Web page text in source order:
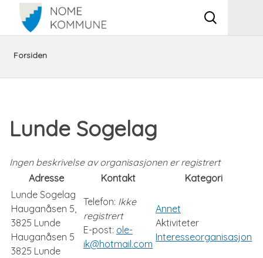
Vis
Du
Forsiden
og
kommunal
vigsel
og
foreninger
i
kommunen
Lunde Sogelag
Ingen beskrivelse av organisasjonen er registrert
Adresse
Kontakt
Kategori
Lunde Sogelag
Hauganåsen 5,
3825 Lunde
Hauganåsen 5
3825 Lunde
Telefon: Ikke
registrert
E-post: ole-
ik@hotmail.com
Annet
Aktiviteter
Interesseorganisasjon